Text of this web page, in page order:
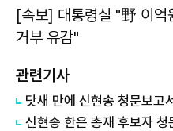
[속보] 대통령실 "野 이억
거부 유감"
관련기사
닷새 만에 신현송 청문보